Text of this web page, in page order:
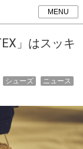
MENU
」はスッキ
ニュース
シューズ